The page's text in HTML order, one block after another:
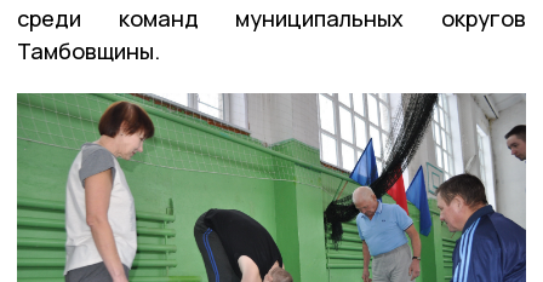
среди команд муниципальных округов
Тамбовщины.